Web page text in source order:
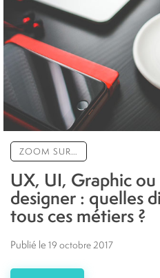
ZOOM SUR…
UX, UI, Graphic
designer : quelles
tous ces métiers ?
Publié le 19 octobre 2017